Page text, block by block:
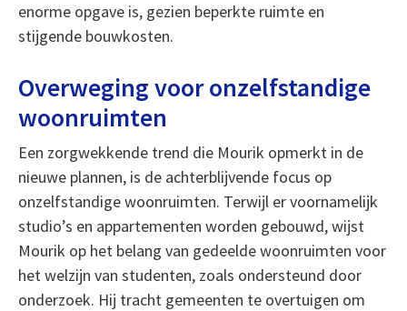
enorme opgave is, gezien beperkte ruimte en
stijgende bouwkosten.
Overweging voor onzelfstandige
woonruimten
Een zorgwekkende trend die Mourik opmerkt in de
nieuwe plannen, is de achterblijvende focus op
onzelfstandige woonruimten. Terwijl er voornamelijk
studio’s en appartementen worden gebouwd, wijst
Mourik op het belang van gedeelde woonruimten voor
het welzijn van studenten, zoals ondersteund door
onderzoek. Hij tracht gemeenten te overtuigen om